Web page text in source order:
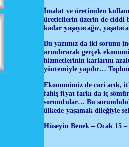
İmalat ve üretimden
üreticilerin üzerin de ciddi
kadar yaşayacağız,
Bu yazımız da iki sorunu
arındırarak gerçek
hizmetlerinin karlarını
yöntemiyle yapılır…
Ekonomimiz de cari acık,
fahiş fiyat farkı da iç
sorumlular… Bu
ülkede yaşamak dileğiyle
Hüseyin Benek – Ocak 15